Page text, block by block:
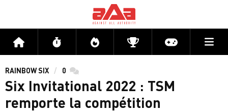
Accueil Flux Directs CompétitionsActu jeux
RAINBOW SIX 0 commentaires
Six Invitational 2022 : TSM
remporte la compétition